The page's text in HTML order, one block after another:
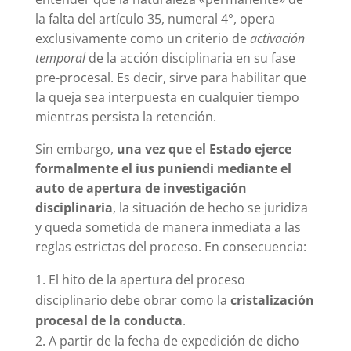
la falta del artículo 35, numeral 4°, opera
exclusivamente como un criterio deactivación
temporalde la acción disciplinaria en su fase
pre-procesal. Es decir, sirve para habilitar que
la queja sea interpuesta en cualquier tiempo
mientras persista la retención.
Sin embargo, una vez que el Estado ejerce
formalmente el ius puniendi mediante el
auto de apertura de investigación
disciplinaria, la situación de hecho se juridiza
y queda sometida de manera inmediata a las
reglas estrictas del proceso. En consecuencia:
El hito de la apertura del proceso
disciplinario debe obrar como la cristalización
procesal de la conducta.
A partir de la fecha de expedición de dicho